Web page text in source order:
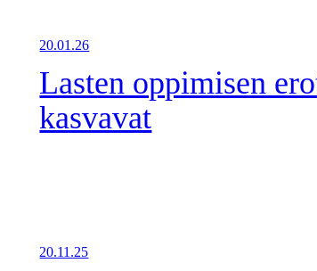
20.01.26
Lasten oppimisen
kasvavat
20.11.25